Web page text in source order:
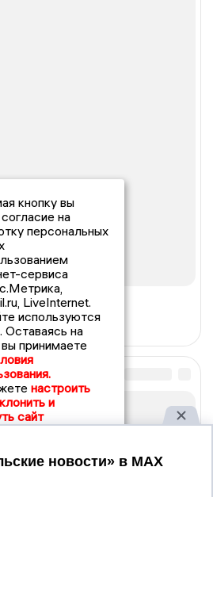
кнопку вы
на
персональных
сервиса
LiveInternet.
используются
Оставаясь на
принимаете
настроить
и
сайт